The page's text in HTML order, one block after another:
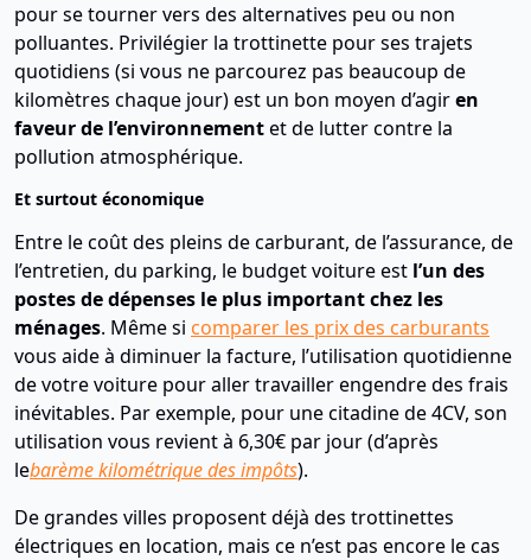
pour se tourner vers des alternatives peu ou non
polluantes. Privilégier la trottinette pour ses trajets
quotidiens (si vous ne parcourez pas beaucoup de
kilomètres chaque jour) est un bon moyen d’agiren
faveur de l’environnementet de lutter contre la
pollution atmosphérique.
Et surtout économique
Entre le coût des pleins de carburant, de l’assurance, de
l’entretien, du parking, le budget voiture est l’un des
postes de dépenses le plus important chez les
ménages. Même si comparer les prix des carburants
vous aide à diminuer la facture, l’utilisation quotidienne
de votre voiture pour aller travailler engendre des frais
inévitables. Par exemple, pour une citadine de 4CV, son
utilisation vous revient à 6,30€ par jour (d’après
lebarème kilométrique des impôts).
De grandes villes proposent déjà des trottinettes
électriques en location, mais ce n’est pas encore le cas